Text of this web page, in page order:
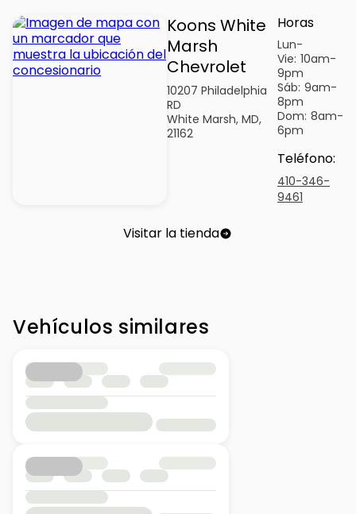
Koons White
Marsh
Chevrolet
10207 Philadelphia
RD
White Marsh, MD,
21162
Horas
Lun-
Vie: 10am-
9pm
Sáb: 9am-
8pm
Dom: 8am-
6pm
Teléfono:
410-346-
9461
Visitar la tienda
Vehículos similares